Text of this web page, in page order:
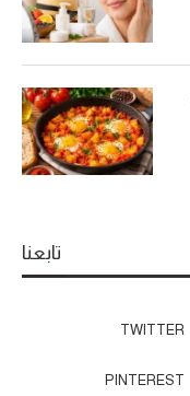
تابعنا
TWITTER
PINTEREST